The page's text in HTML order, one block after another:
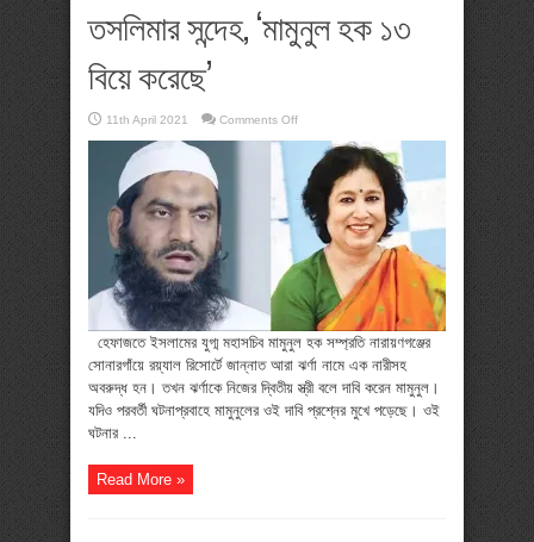
তসলিমার সন্দেহ, ‘মামুনুল হক ১৩
বিয়ে করেছে’
11th April 2021 Comments Offon
‘মামুনুল
হক
১৩
বিয়ে
করেছে’
হেফাজতে ইসলামের যুগ্ম মহাসচিব মামুনুল হক সম্প্রতি নারায়ণগঞ্জের
সোনারগাঁয়ে রয়্যাল রিসোর্টে জান্নাত আরা ঝর্ণা নামে এক নারীসহ
অবরুদ্ধ হন। তখন ঝর্ণাকে নিজের দ্বিতীয় স্ত্রী বলে দাবি করেন মামুনুল।
যদিও পরবর্তী ঘটনাপ্রবাহে মামুনুলের ওই দাবি প্রশ্নের মুখে পড়েছে। ওই
ঘটনার ...
Read More »